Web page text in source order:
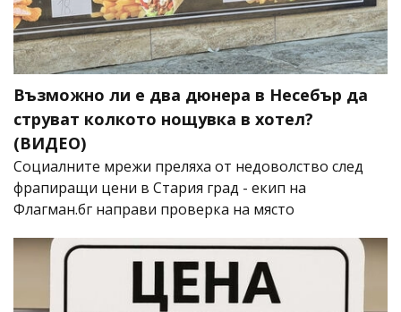
Възможно ли е два дюнера в Несебър да
струват колкото нощувка в хотел?
(ВИДЕО)
Социалните мрежи преляха от недоволство след
фрапиращи цени в Стария град - екип на
Флагман.бг направи проверка на място